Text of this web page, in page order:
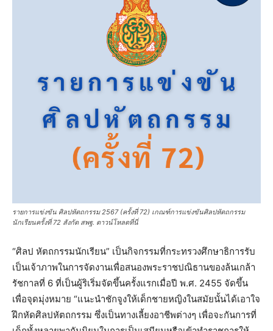
รายการแข่งขัน ศิลปหัตถกรรม 2567 (ครั้งที่ 72) เกณฑ์การแข่งขันศิลปหัตถกรรม
นักเรียนครั้งที่ 72 สังกัด สพฐ. ดาวน์โหลดที่นี่
“ศิลป หัตถกรรมนักเรียน” เป็นกิจกรรมที่กระทรวงศึกษาธิการรับ
เป็นเจ้าภาพในการจัดงานเพื่อสนองพระราชปณิธานของล้นเกล้า
รัชกาลที่ 6 ที่เป็นผู้ริเริ่มจัดขึ้นครั้งแรกเมื่อปี พ.ศ. 2455 จัดขึ้น
เพื่อจุดมุ่งหมาย “แนะนำชักจูงให้เด็กชายหญิงในสมัยนั้นได้เอาใจ
ฝึกหัดศิลปหัตถกรรม ซึ่งเป็นทางเลี้ยงอาชีพต่างๆ เพื่อจะกันการที่